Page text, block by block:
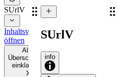
SUrlV
Inhaltsverzeichnis
öffnen
Alle
Überschriften
einklappen
SUrlV
info